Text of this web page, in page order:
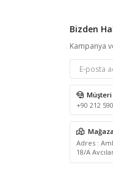
Bizden
Kampanya
+90 212
Adres :
18/A